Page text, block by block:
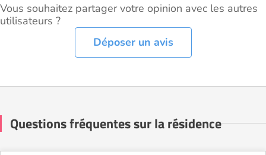
Vous souhaitez partager votre opinion avec les autres
utilisateurs ?
Déposer un avis
Questions fréquentes sur la résidence